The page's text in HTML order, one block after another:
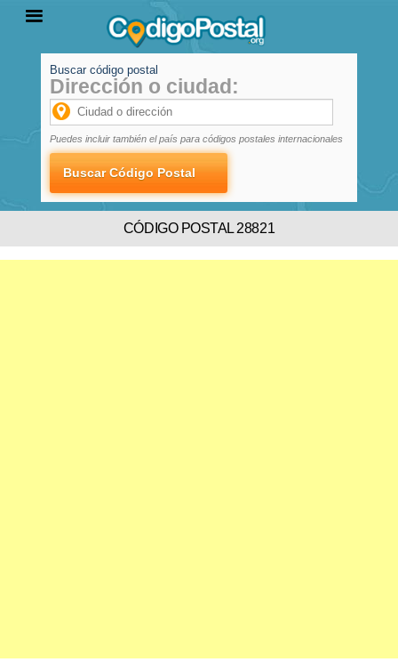
PROVINCIAS
LOCALIDADES
Buscar código postal
Dirección o ciudad:
Puedes incluir también el país para códigos postales internacionales
CÓDIGO POSTAL 28821